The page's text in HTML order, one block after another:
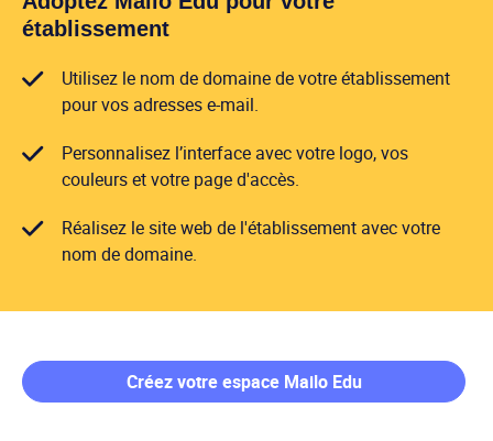
établissement
Utilisez le nom de domaine de votre établissement
pour vos adresses e-mail.
Personnalisez l’interface avec votre logo, vos
couleurs et votre page d'accès.
Réalisez le site web de l'établissement avec votre
nom de domaine.
Créez votre espace Mailo Edu